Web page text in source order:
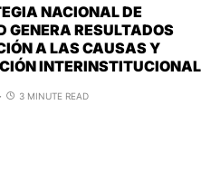
NACIONAL DE
GENERA RESULTADOS
A LAS CAUSAS Y
INTERINSTITUCIONAL
3 MINUTE READ